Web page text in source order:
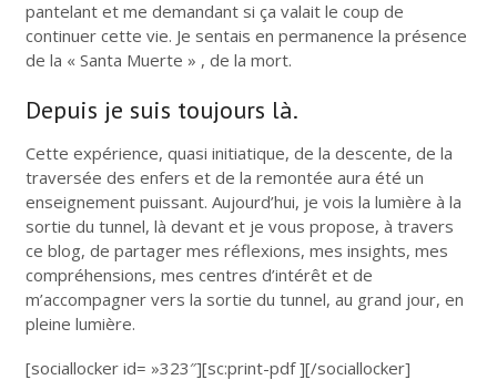
pantelant et me demandant si ça valait le coup de
continuer cette vie. Je sentais en permanence la présence
de la « Santa Muerte » , de la mort.
Depuis je suis toujours là.
Cette expérience, quasi initiatique, de la descente, de la
traversée des enfers et de la remontée aura été un
enseignement puissant. Aujourd’hui, je vois la lumière à la
sortie du tunnel, là devant et je vous propose, à travers
ce blog, de partager mes réflexions, mes insights, mes
compréhensions, mes centres d’intérêt et de
m’accompagner vers la sortie du tunnel, au grand jour, en
pleine lumière.
[sociallocker id= »323″][sc:print-pdf ][/sociallocker]